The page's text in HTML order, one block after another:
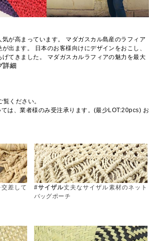
が高まっています。 マダガスカル島産のラフィア
出ます。 日本のお客様向けにデザインをおこし、
てきました。 マダガスカルラフィアの魅力を最大
詳細
覧ください。
は、業者様のみ受注承ります。(最少LOT:20pcs) お
差して
#サイザル丈夫なサイザル素材のネット
バッグポーチ